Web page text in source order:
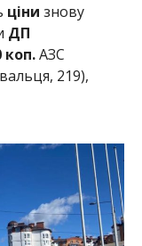
ціни знову
ДП
коп.АЗС
219),